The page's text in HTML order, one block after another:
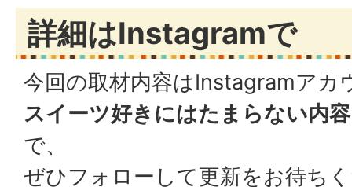
詳細はInstagramで
今回の取材内容はInstagramアカ
スイーツ好きにはたまらない内容
で、
ぜひフォローして更新をお待ち